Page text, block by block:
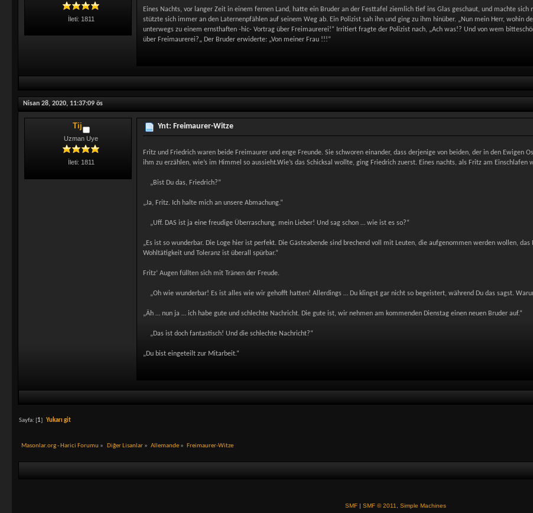
İleti: 1811
Eines Nachts, vor langer Zeit in einem fernen Land, hatte ein Bruder an der Festtafel ziemlich tief ins Glas geschaut, und machte sich
stützte sich immer an den Laternenpfählen auf seinem Weg ab. Ein Polizist sah ihn und ging zu ihm hinüber. „Nun mein Herr, wohin
unterwegs zu einem ernsthaften -hic- Vortrag über Freimaurerei!“ Irritiert fragte der Polizist nach, „Ach was!? Und von wem
über Freimaurerei?„ Der Bruder erwiderte: „Von meiner Frau !!!“
Nisan 28, 2020, 11:37:09 ös
Tij
Uzman Uye
İleti: 1811
Ynt: Freimaurer-Witze
Fritz und Friedrich waren beide Freimaurer und enge Freunde. Sie schworen einander, dass derjenige von beiden, der in den Ewigen
ihm zu erzählen, wie’s im Himmel so aussieht.Wie’s das Schicksal wollte, ging Friedrich zuerst. Eines nachts, als Fritz am Einschlafen
„Bist Du das, Friedrich?“
„Ja, Fritz. Ich halte mich an unsere Abmachung.“
„Uff. DAS ist ja eine freudige Überraschung, mein Lieber! Und sag schon … wie ist es so?“
„Es ist so wunderbar. Die Loge hier ist perfekt. Die Gästeabende sind brechend voll mit Leuten, die aufgenommen werden wollen,
Wohltätigkeit und Toleranz ist überall spürbar.“
Fritz‘ Augen füllten sich mit Tränen der Freude.
„Oh wie wunderbar! Es ist alles wie wir gehofft hatten! Allerdings … Du klingst gar nicht so begeistert, während Du das sagst.
„Äh … nun ja … ich habe gute und schlechte Nachricht. Die gute ist, wir nehmen am kommenden Dienstag einen neuen Bruder auf.“
„Das ist doch fantastisch! Und die schlechte Nachricht?“
„Du bist eingeteilt zur Mitarbeit.“
Sayfa: [ 1
Yukarı git
Masonlar.org - Harici Forumu » Diğer Lisanlar» Allemande » Freimaurer-Witze
SMF| SMF © 2011, Simple Machines